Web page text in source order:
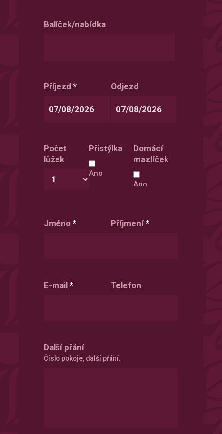
Balíček/nabídka
Příjezd *
DD
slash
slash
Odjezd
DD
Počet
lůžek
Přistýlka
Ano
Domácí
mazlíček
Ano
Jméno * Příjmení *
E-mail * Telefon
Další přání
Číslo pokoje, další přání.